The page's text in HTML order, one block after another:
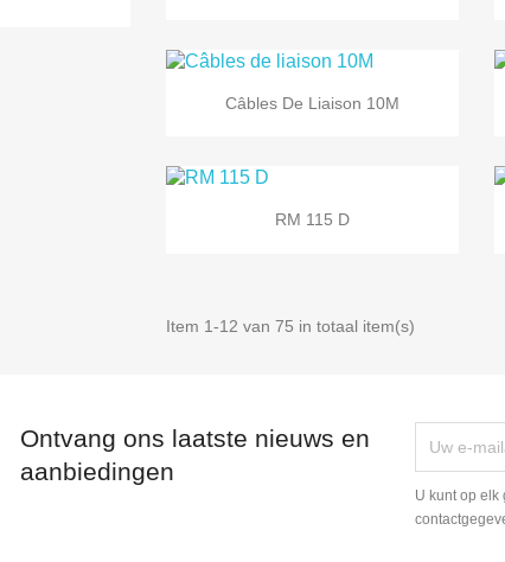
 Snel bekijken
Câbles De Liaison 10M
Snel bekijken
RM 115 D
Item 1-12 van 75 in totaal item(s)
Ontvang ons laatste nieuws en
aanbiedingen
U kunt op elk